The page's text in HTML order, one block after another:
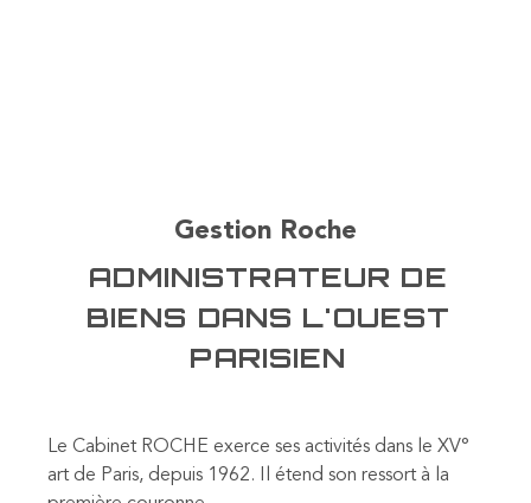
Gestion Roche
ADMINISTRATEUR DE
BIENS DANS L'OUEST
PARISIEN
Le Cabinet ROCHE exerce ses activités dans le XV°
art de Paris, depuis 1962. Il étend son ressort à la